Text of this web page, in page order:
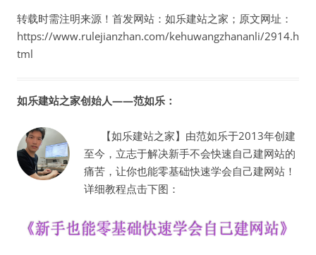
转载时需注明来源！首发网站：如乐建站之家；原文网址：
https://www.rulejianzhan.com/kehuwangzhananli/2914.h
tml
如乐建站之家创始人——范如乐：
【如乐建站之家】由范如乐于2013年创建
至今，立志于解决新手不会快速自己建网站的
痛苦，让你也能零基础快速学会自己建网站！
详细教程点击下图：